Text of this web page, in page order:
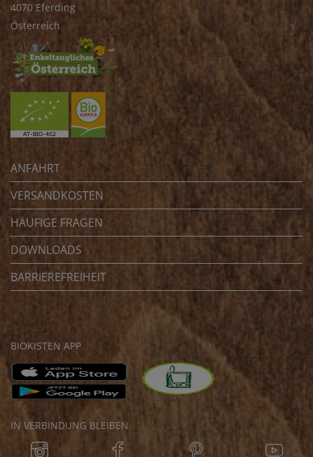
4070 Eferding
Österreich
ANFAHRT
VERSANDKOSTEN
HÄUFIGE FRAGEN
DOWNLOADS
BARRIEREFREIHEIT
BIOKISTEN APP
IN VERBINDUNG BLEIBEN